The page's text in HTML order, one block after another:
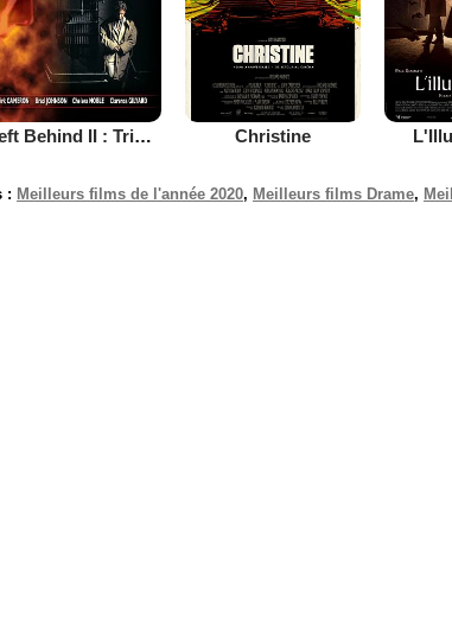
Left Behind II : Tribulation Force Christine
: Meilleurs films de l'année 2020, Meilleurs films Drame,